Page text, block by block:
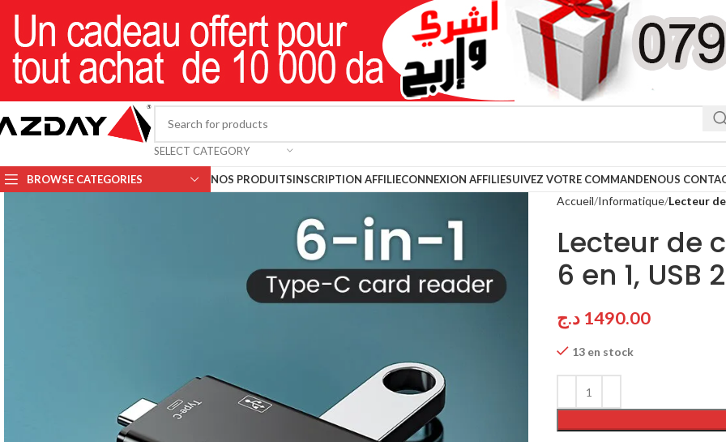
SELECT CATEGORY
BROWSE CATEGORIES NOS PRODUITSINSCRIPTION AFFILIECONNEXION AFFILIESUIVEZ VOTRE COMMANDENOUS
Accueil Informatique Lecteur
Lecteur de
6 en 1, USB
1490.00 د.ج
13 en stock